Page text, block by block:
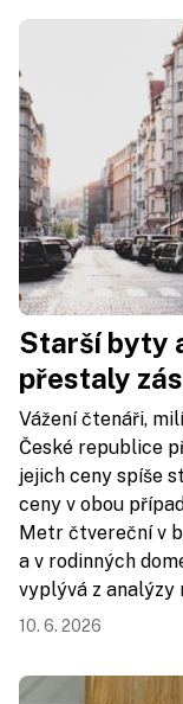
Starší byty
přestaly
Vážení čtenáři,
České republice
jejich ceny spíše
ceny v obou
Metr čtvereční v
a v rodinných
vyplývá z
10. 6. 2026